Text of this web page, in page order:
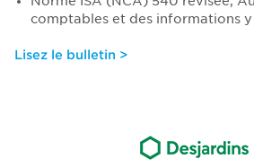
comptables et des informations
Lisez le bulletin >